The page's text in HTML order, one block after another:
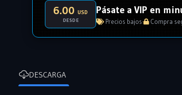
6.00USD
DESDE
Pásate a VIP en
Precios bajos· Compra
DESCARGA